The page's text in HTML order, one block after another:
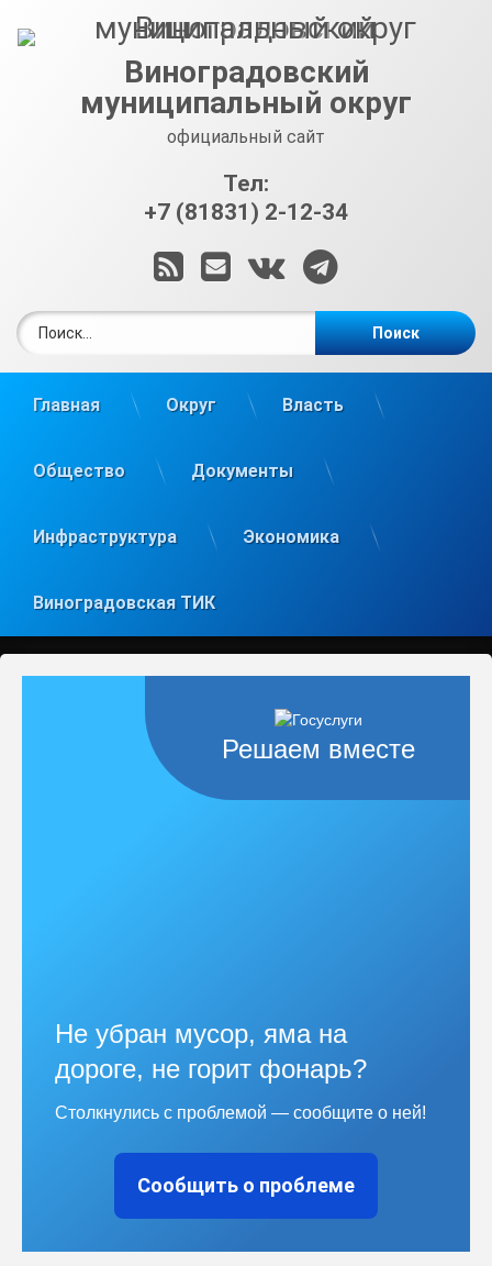
Виноградовский
муниципальный округ
официальный сайт
Тел:
+7 (81831) 2-12-34
RSSE-mailВКонтакте
Telegram
Главная Округ Власть
Общество Документы
Инфраструктура Экономика
Виноградовская ТИК
Решаем вместе
Не убран мусор, яма на
дороге, не горит фонарь?
Столкнулись с проблемой — сообщите о ней!
Сообщить о проблеме